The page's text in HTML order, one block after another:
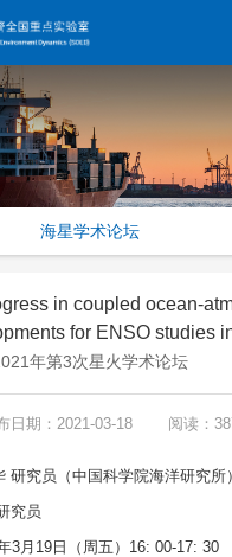
海星学术论坛
in coupled ocean-
for ENSO studies
年第3次星火学术论坛
日期：2021-03-18 阅读：
研究员（中国科学院海洋研究所）
究员
月19日（周五）16: 00-17: 30